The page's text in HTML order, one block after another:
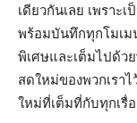
เดียวกันเลย เพราะ
พร้อมบันทึกทุกโมเม
พิเศษและเต็มไปด้ว
สดใหม่ของพวกเรา
ใหม่ที่เต็มที่กับทุกเรื่